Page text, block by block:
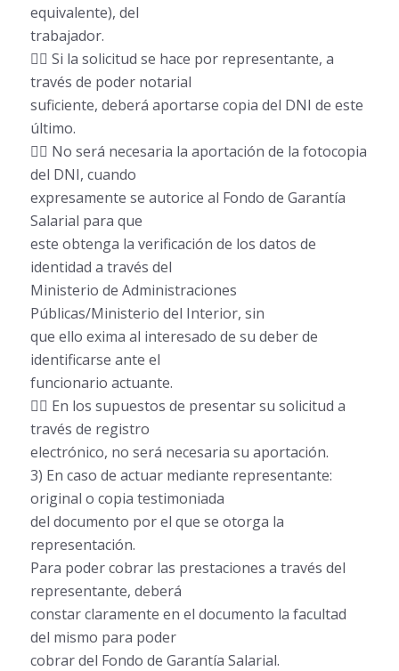
equivalente), del
trabajador.
 Si la solicitud se hace por representante, a
través de poder notarial
suficiente, deberá aportarse copia del DNI de este
último.
 No será necesaria la aportación de la fotocopia
del DNI, cuando
expresamente se autorice al Fondo de Garantía
Salarial para que
este obtenga la verificación de los datos de
identidad a través del
Ministerio de Administraciones
Públicas/Ministerio del Interior, sin
que ello exima al interesado de su deber de
identificarse ante el
funcionario actuante.
 En los supuestos de presentar su solicitud a
través de registro
electrónico, no será necesaria su aportación.
3) En caso de actuar mediante representante:
original o copia testimoniada
del documento por el que se otorga la
representación.
Para poder cobrar las prestaciones a través del
representante, deberá
constar claramente en el documento la facultad
del mismo para poder
cobrar del Fondo de Garantía Salarial.